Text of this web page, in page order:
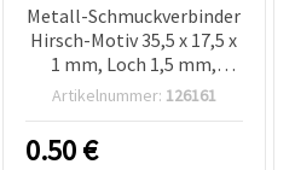
Metall-Schmuckverbinder
Hirsch-Motiv 35,5 x 17,5 x
1 mm, Loch 1,5 mm,
antiksilberfarben – 5er-
Artikelnummer: 126161
0.50€